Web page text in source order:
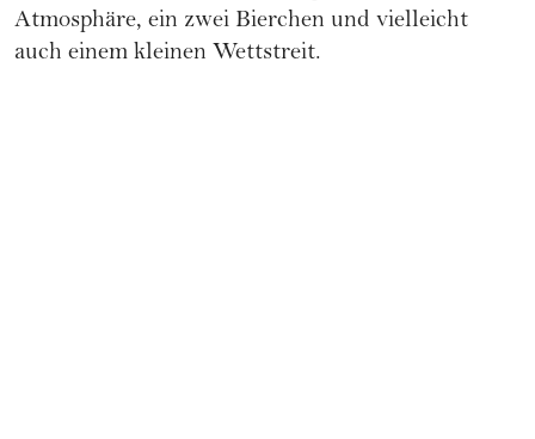
Atmosphäre, ein zwei Bierchen und vielleicht
auch einem kleinen Wettstreit.